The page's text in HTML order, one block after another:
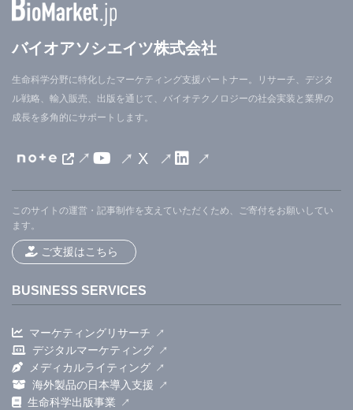
バイオアソシエイツ株式会社
生命科学分野に特化したマーケティング支援パートナー。リサーチ、デジタ
ル戦略、輸入販売、出版を通じて、バイオテクノロジーの社会実装と業界の
成長を多角的にサポートします。
X
このサイトの運営・記事制作を支えていただくため、ご寄付をお願いしてい
ます。
ご支援はこちら
BUSINESS SERVICES
マーケティングリサーチ
デジタルマーケティング
メディカルライティング
海外製品の日本導入支援
生命科学出版事業